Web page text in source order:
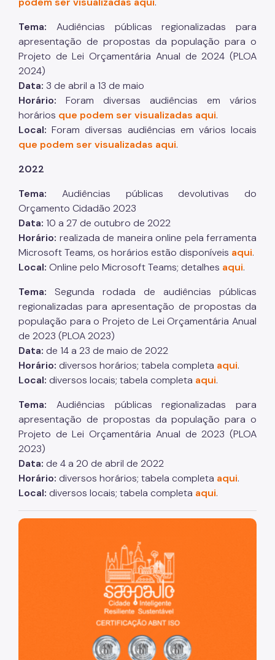
Sistema de Créditos - OTTCs
Taxa de Resíduos Sólidos
Taxas Mobiliárias
Atendimento
Contas Públicas
Atas de Registro de Preços
API-SOF
Balancetes
Balanço Anual
Garantias
Contratação de Organizações da Sociedade Civil -
OSC
Demonstrativos da LRF
Licitações
Orçamento
Pagamento de Precatórios
Manuais e Orientações
Legislação Tributária Paulistana
Proteção à Privacidade
Instituto de Previdência Municipal - IPREM
Tema: Audiências públicas regionalizadas para
apresentação de propostas da população para o
Projeto de Lei Orçamentária Anual de 2024 (PLOA
2024)
Data: 3 de abril a 13 de maio
Horário: Foram diversas audiências em vários
horários que podem ser visualizadas aqui.
Local:Foram diversas audiências em vários locais
que podem ser visualizadas aqui.
2022
Tema: Audiências públicas devolutivas do
Orçamento Cidadão 2023
Data: 10 a 27 de outubro de 2022
Horário: realizada de maneira online pela ferramenta
Microsoft Teams, os horários estão disponíveis aqui.
Local: Online pelo Microsoft Teams; detalhes aqui.
Tema: Segunda rodada de audiências públicas
regionalizadas para apresentação de propostas da
população para o Projeto de Lei Orçamentária Anual
de 2023 (PLOA 2023)
Data: de 14 a 23 de maio de 2022
Horário: diversos horários; tabela completa aqui.
Local: diversos locais; tabela completa aqui.
Tema: Audiências públicas regionalizadas para
apresentação de propostas da população para o
Projeto de Lei Orçamentária Anual de 2023 (PLOA
2023)
Data: de 4 a 20 de abril de 2022
Horário: diversos horários; tabela completa aqui.
Local: diversos locais; tabela completa aqui.
São Paulo, cidade inteligente, resiliente e sustentável